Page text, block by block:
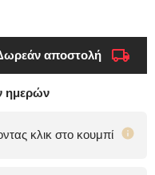
αποστολή
ημερών
κλικ στο κουμπί